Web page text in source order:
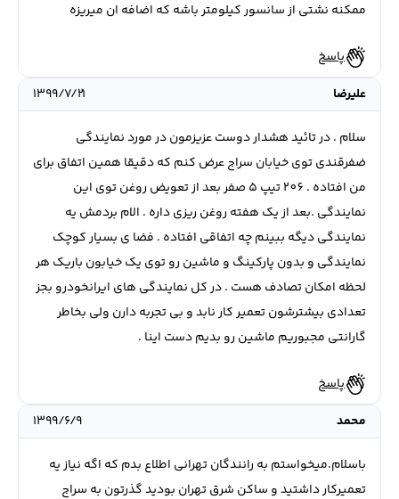
ممکنه نشتی از سانسور کیلومتر باشه که اضافه ان میریزه
پاسخ
علیرضا
۱۳۹۹/۷/۲۱
سلام . در تائید هشدار دوست عزیزمون در مورد نمایندگی
ضفرقندی توی خیابان سراج عرض کنم که دقیقا همین اتفاق برای
من افتاده . 206 تیپ 5 صفر بعد از تعویض روغن توی این
نمایندگی .بعد از یک هفته روغن ریزی داره . الام بردمش یه
نمایندگی دیگه ببینم چه اتفاقی افتاده . فضا ی بسیار کوچک
نمایندگی و بدون پارکینگ و ماشین رو توی یک خیابون باریک هر
لحظه امکان تصادف هست . در کل نمایندگی های ایرانخودرو بجز
تعدادی بیشترشون تعمیر کار نابد و بی تجربه دارن ولی بخاطر
گارانتی مجبوریم ماشین رو بدیم دست اینا .
پاسخ
محمد
۱۳۹۹/۶/۹
باسلام.میخواستم به رانندگان تهرانی اطلاع بدم که اگه نیاز یه
تعمیرکار داشتید و ساکن شرق تهران بودید گذرتون به سراج